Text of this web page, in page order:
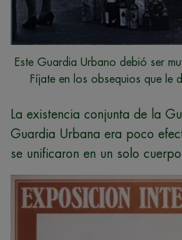
Este Guardia Urbano debió ser
Fíjate en los obsequios que le
La existencia conjunta de la
Guardia Urbana era poco
se unificaron en un solo cuerpo.